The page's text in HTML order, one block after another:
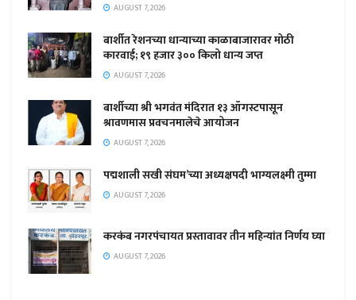
AUGUST 7, 2026
बार्शीत रेशनच्या धान्याच्या काळाबाजारावर मोठी
कारवाई; १९ हजार ३०० किलो धान्य जप्त
AUGUST 7, 2026
बार्शीच्या श्री भगवंत मंदिरात १३ ऑगस्टपासून
श्रावणमास प्रवचनमालेचे आयोजन
AUGUST 7, 2026
पद्मशाली सखी संघम’च्या अध्यक्षपदी भाग्यलक्ष्मी तुम्मा
AUGUST 7, 2026
करकंब नगरपंचायत प्रस्तावावर तीन महिन्यांत निर्णय घ्या
AUGUST 7, 2026